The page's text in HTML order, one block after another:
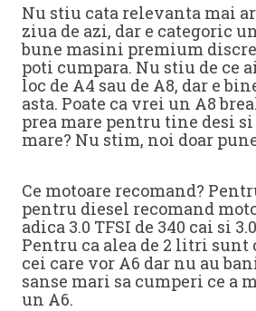
Nu stiu cata relevanta mai
ziua de azi, dar e categoric
bune masini premium
poti cumpara. Nu stiu de ce
loc de A4 sau de A8, dar e
asta. Poate ca vrei un A8
prea mare pentru tine desi si
mare? Nu stim, noi doar
Ce motoare recomand?
pentru diesel recomand
adica 3.0 TFSI de 340 cai si
Pentru ca alea de 2 litri sunt
cei care vor A6 dar nu au
sanse mari sa cumperi ce a
un A6.